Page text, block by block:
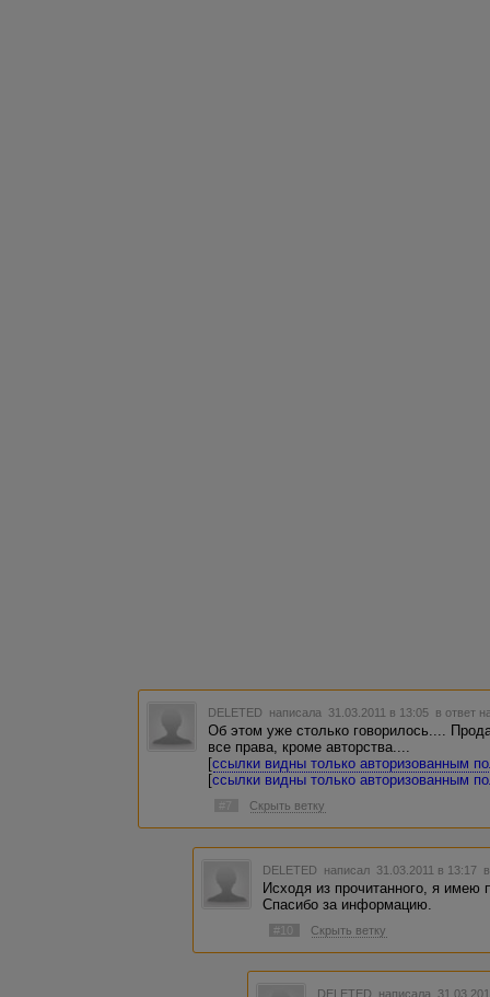
DELETED написала 31.03.2011 в 13:05 в ответ
Об этом уже столько говорилось....
все права, кроме авторства....
[ссылки видны только авторизованным
[ссылки видны только авторизованным
Скрыть ветку
DELETED написал 31.03.2011 в 13:17
Исходя из прочитанного, я
Спасибо за информацию.
#10 Скрыть ветку
DELETED написала